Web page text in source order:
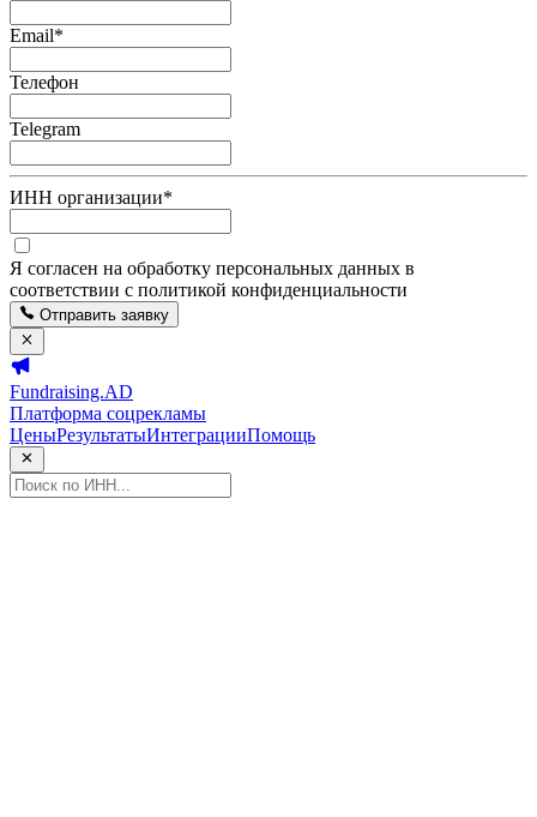
Email*
Телефон
Telegram
ИНН организации*
Я согласен на обработку персональных данных в
соответствии с политикой конфиденциальности
Отправить заявку
Fundraising.AD
Платформа соцрекламы
ЦеныРезультатыИнтеграцииПомощь